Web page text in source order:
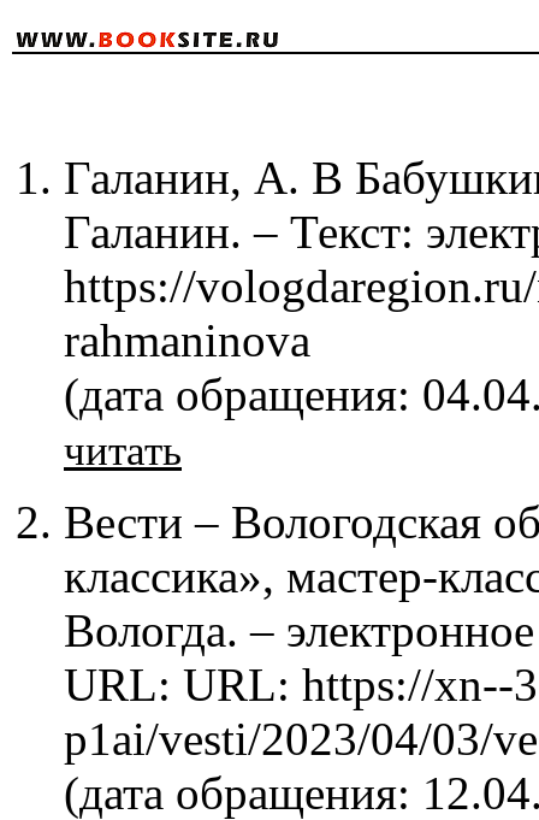
Галанин, А. В
Галанин. – Текст:
https://
rahmaninova
(дата обращения:
читать
Вести – Вологодская
классика», мастер-
Вологда. –
URL: URL: https://xn--
p1ai/vesti/2023/04/03/
(дата обращения: